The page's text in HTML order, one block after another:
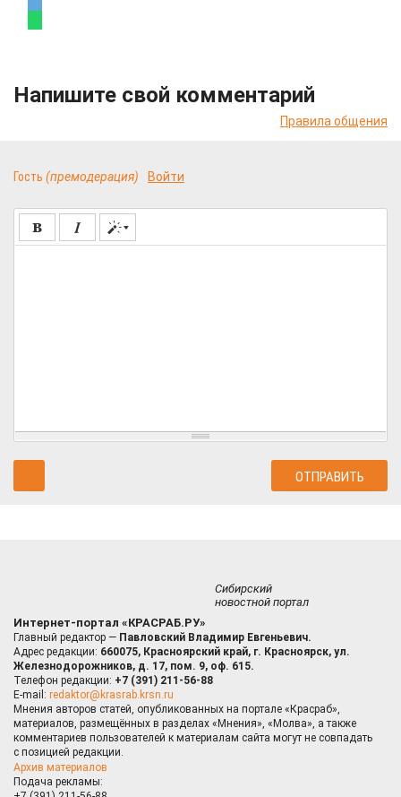
Напишите свой комментарий
Правила общения
Гость (премодерация) Войти
Сибирский
новостной портал
Интернет-портал «КРАСРАБ.РУ»
Главный редактор — Павловский Владимир Евгеньевич.
Адрес редакции: 660075, Красноярский край, г. Красноярск, ул.
Железнодорожников, д. 17, пом. 9, оф. 615.
Телефон редакции: +7 (391) 211-56-88
E-mail: redaktor@krasrab.krsn.ru
Мнения авторов статей, опубликованных на портале «Красраб»,
материалов, размещённых в разделах «Мнения», «Молва», а также
комментариев пользователей к материалам сайта могут не совпадать
с позицией редакции.
Архив материалов
Подача рекламы: